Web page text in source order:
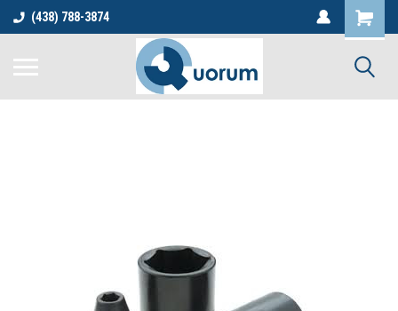
(438) 788-3874